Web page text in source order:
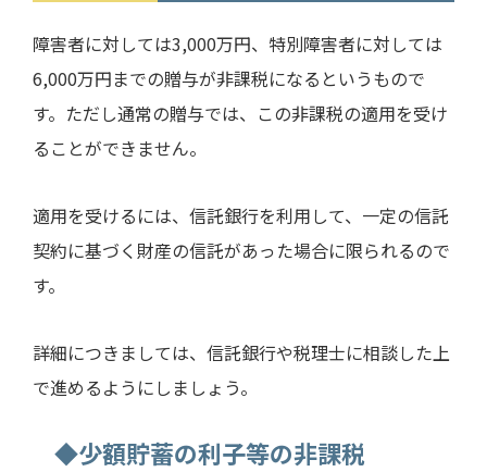
障害者に対しては3,000万円、特別障害者に対しては
6,000万円までの贈与が非課税になるというもので
す。ただし通常の贈与では、この非課税の適用を受け
ることができません。
適用を受けるには、信託銀行を利用して、一定の信託
契約に基づく財産の信託があった場合に限られるので
す。
詳細につきましては、信託銀行や税理士に相談した上
で進めるようにしましょう。
◆少額貯蓄の利子等の非課税